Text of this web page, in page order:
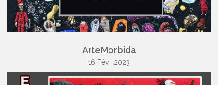
ArteMorbida
16 Fév , 2023